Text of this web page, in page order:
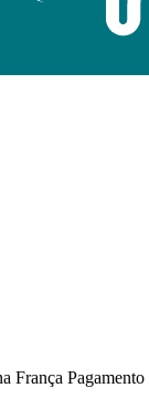
França Pagamento